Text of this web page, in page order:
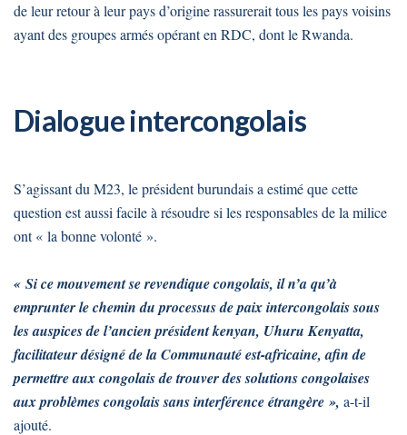
de leur retour à leur pays d’origine rassurerait tous les pays voisins
ayant des groupes armés opérant en RDC, dont le Rwanda.
Dialogue intercongolais
S’agissant du M23, le président burundais a estimé que cette
question est aussi facile à résoudre si les responsables de la milice
ont « la bonne volonté ».
« Si ce mouvement se revendique congolais, il n’a qu’à
emprunter le chemin du processus de paix intercongolais sous
les auspices de l’ancien président kenyan, Uhuru Kenyatta,
facilitateur désigné de la Communauté est-africaine, afin de
permettre aux congolais de trouver des solutions congolaises
aux problèmes congolais sans interférence étrangère », a-t-il
ajouté.